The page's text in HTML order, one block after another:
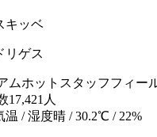
キッベ
リゲス
ムホットスタッフフィー
17,421人
温 / 湿度晴 / 30.2℃ / 22%